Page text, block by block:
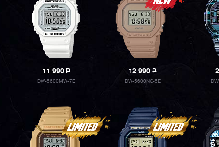
11 990P
DW-5600MW-7E
12 990P
DW-5600NC-5E